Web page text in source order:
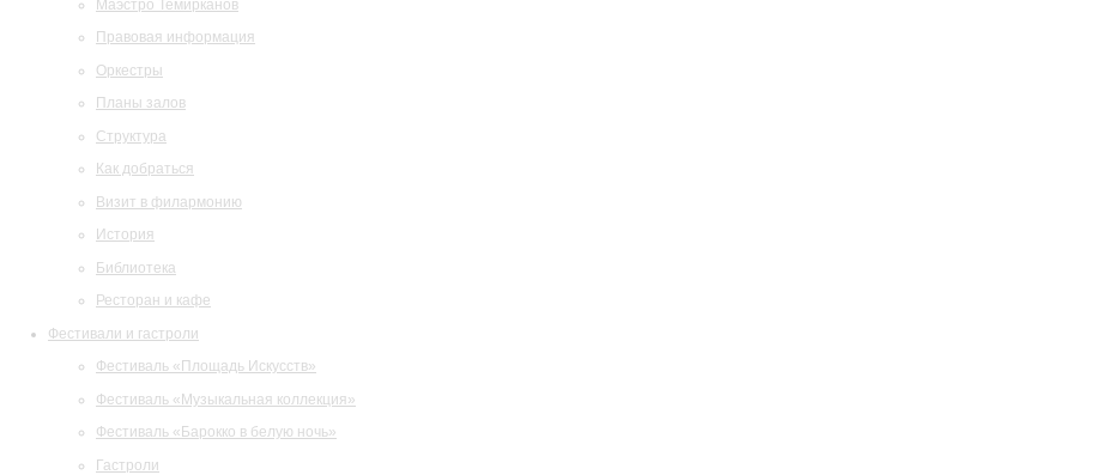
Маэстро Темирканов
Правовая информация
Оркестры
Планы залов
Структура
Как добраться
Визит в филармонию
История
Библиотека
Ресторан и кафе
Фестивали и гастроли
Фестиваль «Площадь Искусств»
Фестиваль «Музыкальная коллекция»
Фестиваль «Барокко в белую ночь»
Гастроли